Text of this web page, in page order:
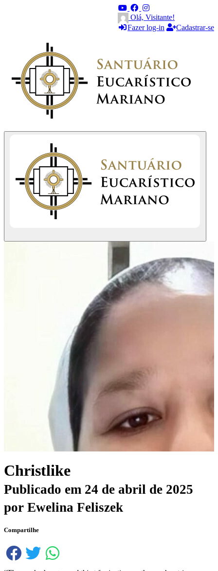
Olá, Visitante!
Fazer log-in
Cadastrar-se
Christlike
Publicado em 24 de abril de 2025
por Ewelina Feliszek
Compartilhe